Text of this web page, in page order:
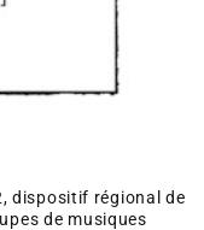
dispositif régional de
de musiques